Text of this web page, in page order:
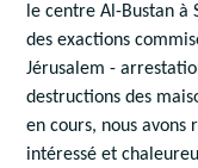
le centre Al-Bustan à
des exactions
Jérusalem -
destructions des
en cours, nous
intéressé et